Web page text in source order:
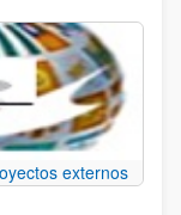
externos